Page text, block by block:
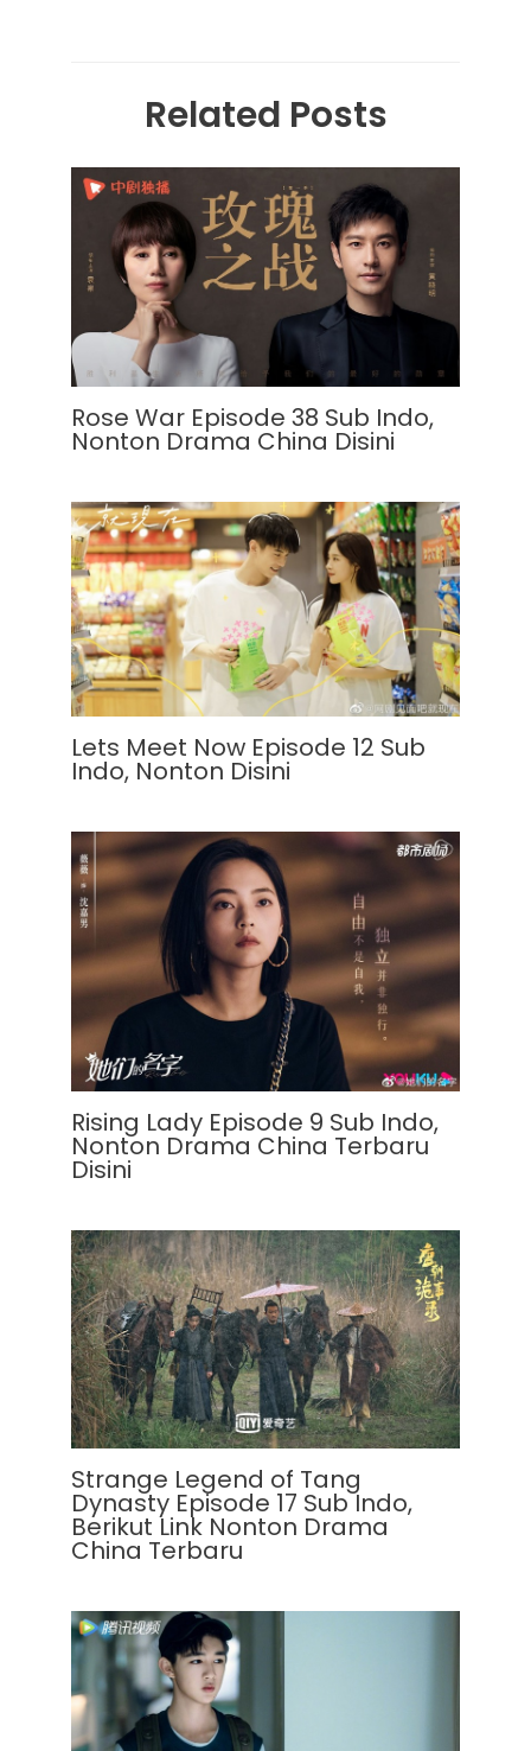
Related Posts
Rose War Episode 38 Sub Indo,
Nonton Drama China Disini
Lets Meet Now Episode 12 Sub
Indo, Nonton Disini
Rising Lady Episode 9 Sub Indo,
Nonton Drama China Terbaru
Disini
Strange Legend of Tang
Dynasty Episode 17 Sub Indo,
Berikut Link Nonton Drama
China Terbaru